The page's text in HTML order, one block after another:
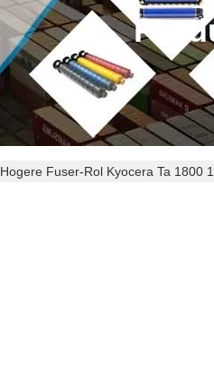
Hogere Fuser-Rol Kyocera Ta 1800